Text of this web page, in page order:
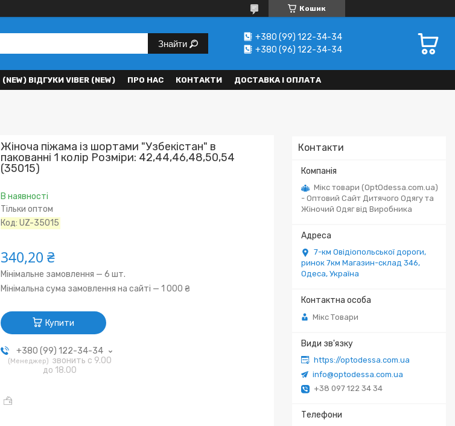
Кошик
Знайти
+380 (99) 122-34-34
+380 (96) 122-34-34
(NEW) ВІДГУКИ VIBER (NEW) ПРО НАС КОНТАКТИ ДОСТАВКА І ОПЛАТА
Контакти
Мікс товари (OptOdessa.com.ua)
- Оптовий Сайт Дитячого Одягу та
Жіночий Одяг від Виробника
7-км Овідіопольської дороги,
ринок 7км Магазин-склад 346,
Одеса, Україна
Мікс Товари
https://optodessa.com.ua
info@optodessa.com.ua
+38 097 122 34 34
Жіноча піжама із шортами "Узбекістан" в
пакованні 1 колір Розміри: 42,44,46,48,50,54
(35015)
В наявності
Тільки оптом
Код:UZ-35015
340,20 ₴
Мінімальне замовлення — 6 шт.
Мінімальна сума замовлення на сайті — 1 000 ₴
Купити
+380 (99) 122-34-34
Менеджер
звонить с 9.00
до 18.00